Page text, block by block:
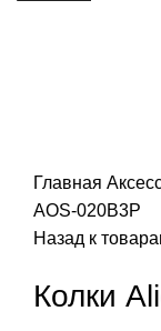
Главная
AOS-020B3P
Назад к
Колки